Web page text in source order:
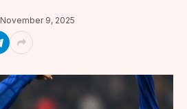
November 9, 2025